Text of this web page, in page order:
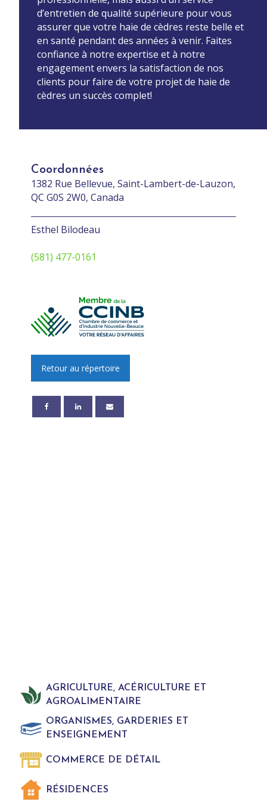
d’entretien de qualité supérieure pour vous
assurer que votre haie de cèdres reste belle et
en santé pendant des années à venir. Faites
confiance à notre expertise et à notre
engagement envers la satisfaction de nos
clients pour faire de votre projet de haie de
cèdres un succès complet!
Coordonnées
1382 Rue Bellevue, Saint-Lambert-de-Lauzon,
QC G0S 2W0, Canada
Esthel Bilodeau
(581) 477-0161
Retour au répertoire
AGRICULTURE, ACÉRICULTURE ET
AGROALIMENTAIRE
ORGANISMES, GARDERIES ET
ENSEIGNEMENT
COMMERCE DE DÉTAIL
RÉSIDENCES